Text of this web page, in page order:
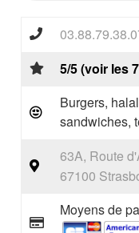
5/5 (voir les
Burgers,
sandwiches,
63A, Route
67100
Moyens de